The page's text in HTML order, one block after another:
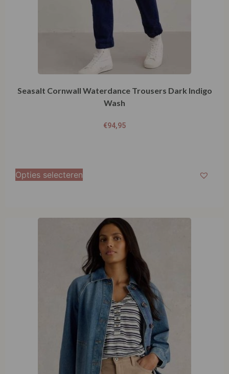
Seasalt Cornwall Waterdance Trousers Dark Indigo
Wash
€94,95
Opties selecteren